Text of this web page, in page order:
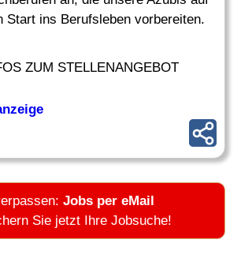
Start ins Berufsleben vorbereiten.
ZUM STELLENANGEBOT
Jobs per eMail
Sie jetzt Ihre Jobsuche!